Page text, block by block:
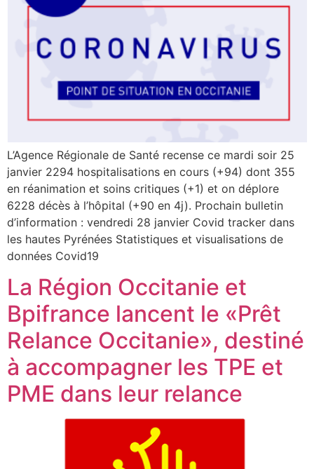
L’Agence Régionale de Santé recense ce mardi soir 25
janvier 2294 hospitalisations en cours (+94) dont 355
en réanimation et soins critiques (+1) et on déplore
6228 décès à l’hôpital (+90 en 4j). Prochain bulletin
d’information : vendredi 28 janvier Covid tracker dans
les hautes Pyrénées Statistiques et visualisations de
données Covid19
La Région Occitanie et
Bpifrance lancent le «Prêt
Relance Occitanie», destiné
à accompagner les TPE et
PME dans leur relance